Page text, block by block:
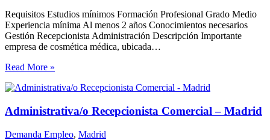
Requisitos Estudios mínimos Formación Profesional Grado Medio
Experiencia mínima Al menos 2 años Conocimientos necesarios
Gestión Recepcionista Administración Descripción Importante
empresa de cosmética médica, ubicada…
Read More »
Administrativa/o Recepcionista Comercial – Madrid
Demanda Empleo, Madrid